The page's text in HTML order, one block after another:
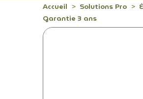
Accueil Solutions Pro
Garantie 3 ans